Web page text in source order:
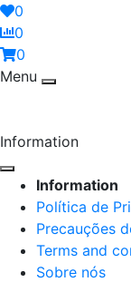
0
0
0
Menu
Information
Information
Política de
Precauções
Terms and
Sobre nós